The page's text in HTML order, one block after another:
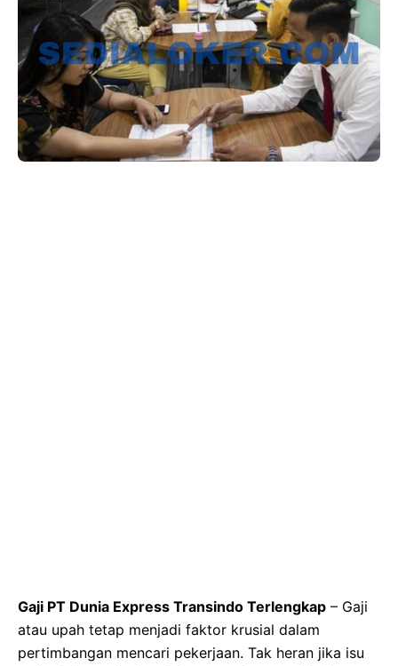
Gaji PT Dunia Express Transindo Terlengkap – Gaji
atau upah tetap menjadi faktor krusial dalam
pertimbangan mencari pekerjaan. Tak heran jika isu